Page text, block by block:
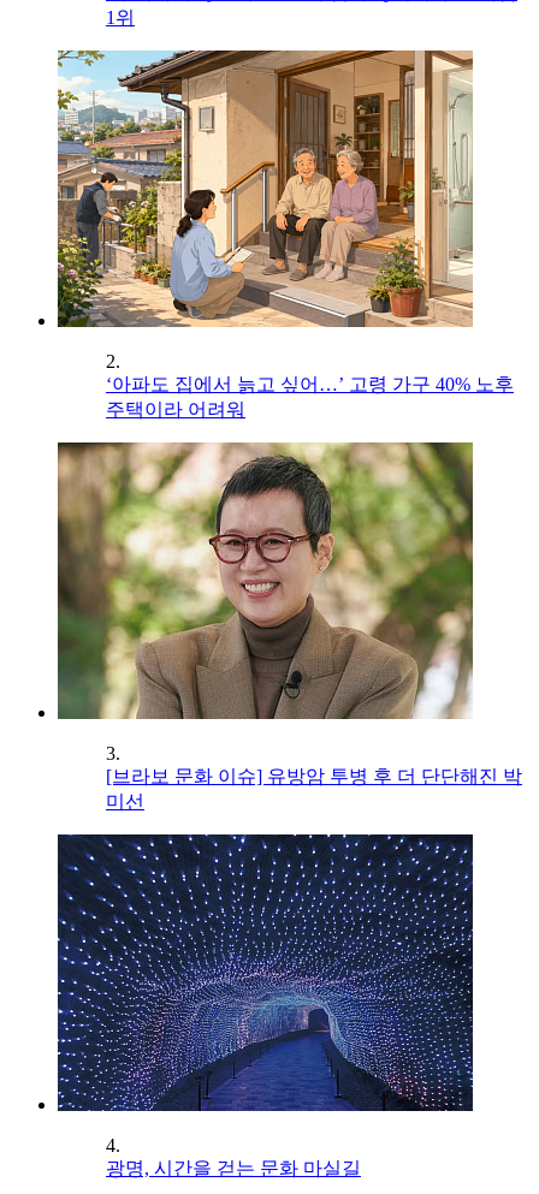
1위
2.
‘아파도 집에서 늙고 싶어…’ 고령 가구 40% 노후
주택이라 어려워
3.
[브라보 문화 이슈] 유방암 투병 후 더 단단해진 박
미선
4.
광명, 시간을 걷는 문화 마실길